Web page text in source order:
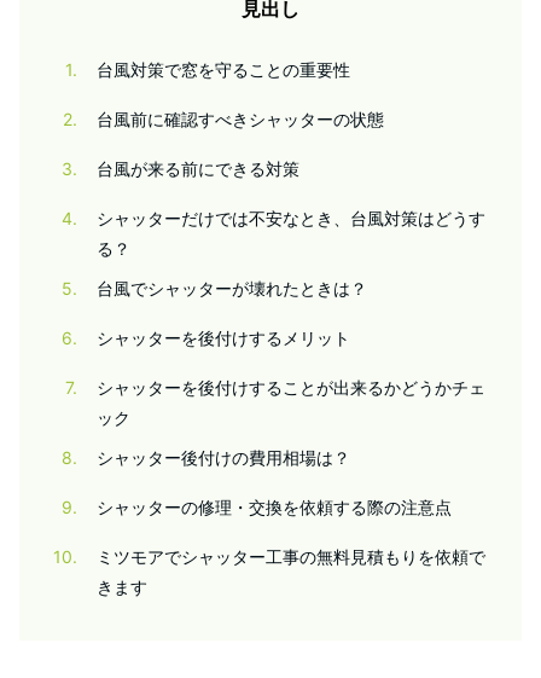
見出し
1 台風対策で窓を守ることの重要性
2 台風前に確認すべきシャッターの状態
3 台風が来る前にできる対策
4
シャッターだけでは不安なとき、台風対策はどうす
る？
5
台風でシャッターが壊れたときは？
6 シャッターを後付けするメリット
7
シャッターを後付けすることが出来るかどうかチェ
ック
8
シャッター後付けの費用相場は？
9 シャッターの修理・交換を依頼する際の注意点
10
ミツモアでシャッター工事の無料見積もりを依頼で
きます